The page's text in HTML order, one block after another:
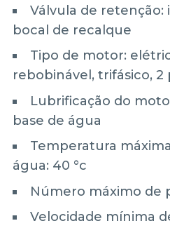
Válvula de retenção:
bocal de recalque
Tipo de motor:
rebobinável, trifásico, 2
Lubrificação do
base de água
Temperatura
água: 40 °c
Número máximo de
Velocidade mínima